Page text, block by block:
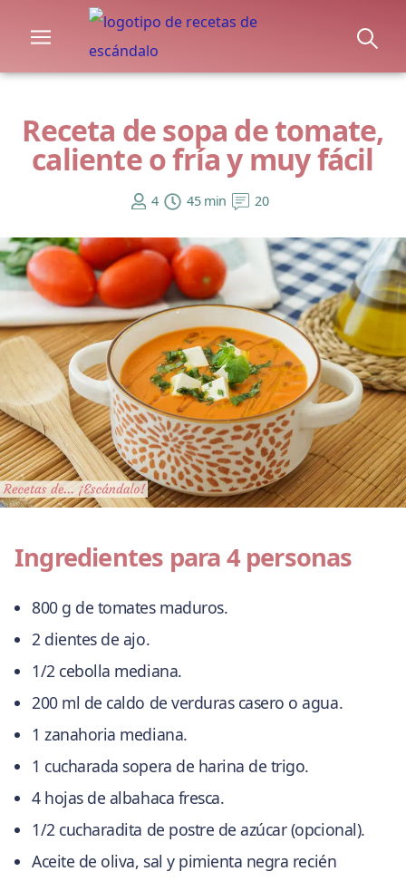
Receta de sopa de tomate,
caliente o fría y muy fácil
4 45 min 20
Ingredientes para 4 personas
800 g de tomates maduros.
2 dientes de ajo.
1/2 cebolla mediana.
200 ml de caldo de verduras casero o agua.
1 zanahoria mediana.
1 cucharada sopera de harina de trigo.
4 hojas de albahaca fresca.
1/2 cucharadita de postre de azúcar (opcional).
Aceite de oliva, sal y pimienta negra recién